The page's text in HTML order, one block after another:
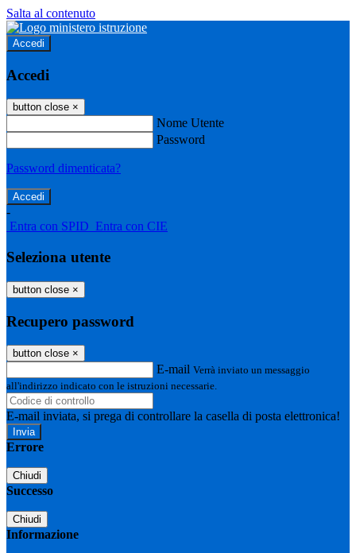
Salta al contenuto
Accedi
Accedi
button close ×
Nome Utente
Password
Password dimenticata?
-
Entra con SPID Entra con CIE
Seleziona utente
button close ×
Recupero password
button close ×
E-mail Verrà inviato un messaggio
all'indirizzo indicato con le istruzioni necessarie.
E-mail inviata, si prega di controllare la casella di posta elettronica!
Errore
Chiudi
Successo
Chiudi
Informazione